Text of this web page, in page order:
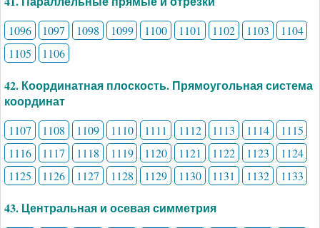
1096 1097 1098 1099 1100 1101 1102 1103
1104
1105
1106
42. Координатная плоскость. Прямоугольная система
координат
1107 1108 1109 1110 1111 1112 1113 1114
1115
1116
1117 1118 1119 1120 1121 1122 1123
1124
1125
1126 1127 1128 1129 1130 1131 1132 1133
43. Центральная и осевая симметрия